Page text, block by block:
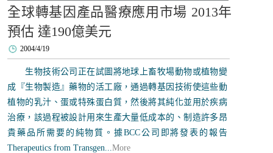
全球轉基因產品醫療應用市場 2013年
預估 達190億美元
2004/4/19
生物技術公司正在試圖將地球上畜牧場動物或植物變
成『生物製造』藥物的活工廠，通過轉基因技術使這些動
植物的乳汁、蛋或特殊蛋白質，然後將其純化並用於疾病
治療，該過程被設計用來生產大量低成本的、制造許多昂
貴藥品所需要的純物質。據BCC公司即將發表的報告
Therapeutics from Transgen...More